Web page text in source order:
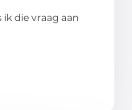
ik die vraag aan